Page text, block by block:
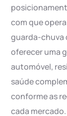
com que
guarda-chuva
oferecer uma
automóvel,
saúde
conforme as
cada